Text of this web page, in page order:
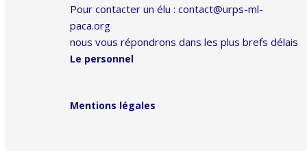
Pour contacter un élu :contact@urps-ml-
paca.org
nous vous répondrons dans les plus brefs délais
Le personnel
Mentions légales